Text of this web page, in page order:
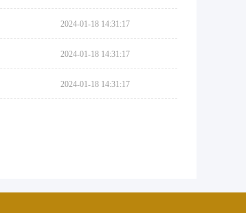
2024-01-18 14:31:17
2024-01-18 14:31:17
2024-01-18 14:31:17